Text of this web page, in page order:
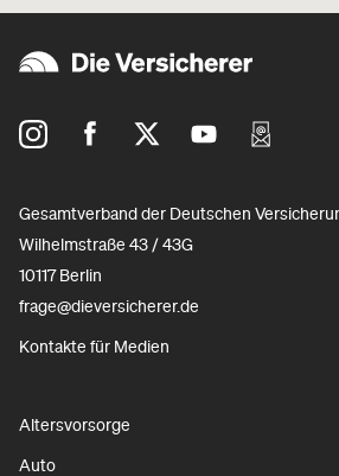
Gesamtverband der Deutschen
Wilhelmstraße 43 / 43G
10117 Berlin
frage@dieversicherer.de
Kontakte für Medien
Altersvorsorge
Auto